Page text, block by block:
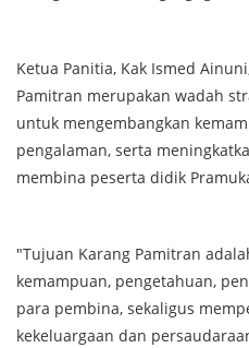
Ketua Panitia, Kak Ismed
Pamitran merupakan wadah
untuk mengembangkan
pengalaman, serta
membina peserta didik
"Tujuan Karang Pamitran
kemampuan, pengetahuan,
para pembina, sekaligus
kekeluargaan dan